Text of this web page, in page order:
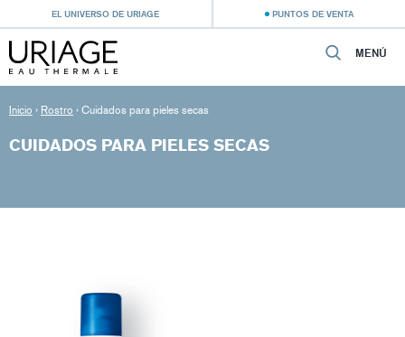
EL UNIVERSO DE URIAGE PUNTOS DE VENTA
MENÚ
Inicio › Rostro › Cuidados para pieles secas
CUIDADOS PARA PIELES SECAS